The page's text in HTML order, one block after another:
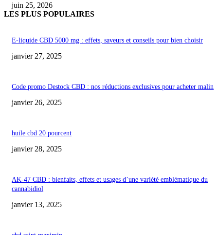
juin 25, 2026
LES PLUS POPULAIRES
E-liquide CBD 5000 mg : effets, saveurs et conseils pour bien choisir
janvier 27, 2025
Code promo Destock CBD : nos réductions exclusives pour acheter malin
janvier 26, 2025
huile cbd 20 pourcent
janvier 28, 2025
AK-47 CBD : bienfaits, effets et usages d’une variété emblématique du
cannabidiol
janvier 13, 2025